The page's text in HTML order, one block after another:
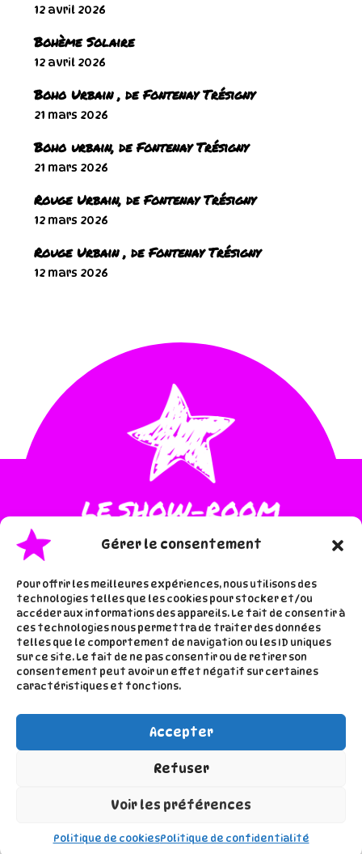
Gérer le consentement
Pour offrir les meilleures expériences, nous utilisons des
technologies telles que les cookies pour stocker et/ou
accéder aux informations des appareils. Le fait de consentir à
ces technologies nous permettra de traiter des données
telles que le comportement de navigation ou les ID uniques
sur ce site. Le fait de ne pas consentir ou de retirer son
consentement peut avoir un effet négatif sur certaines
caractéristiques et fonctions.
Accepter
Refuser
Voir les préférences
Politique de cookiesPolitique de confidentialité
12 avril 2026
Bohème Solaire
12 avril 2026
Boho Urbain , de Fontenay Trésigny
21 mars 2026
Boho urbain, de Fontenay Trésigny
21 mars 2026
Rouge Urbain, de Fontenay Trésigny
12 mars 2026
Rouge Urbain , de Fontenay Trésigny
12 mars 2026
Accueil · Les inspis de lala ·
À proros de lala
Politique de confidentialité
Copyright © 2026 Le show-room de lala